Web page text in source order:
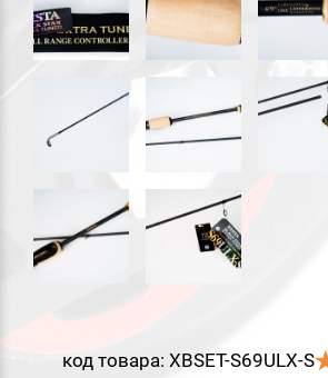
код товара: XBSET-S69ULX-S